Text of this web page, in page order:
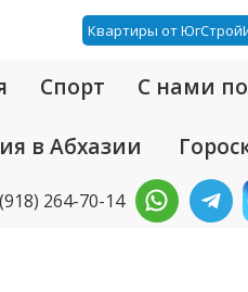
Квартиры от
Спорт С нами
в Абхазии
264-70-14